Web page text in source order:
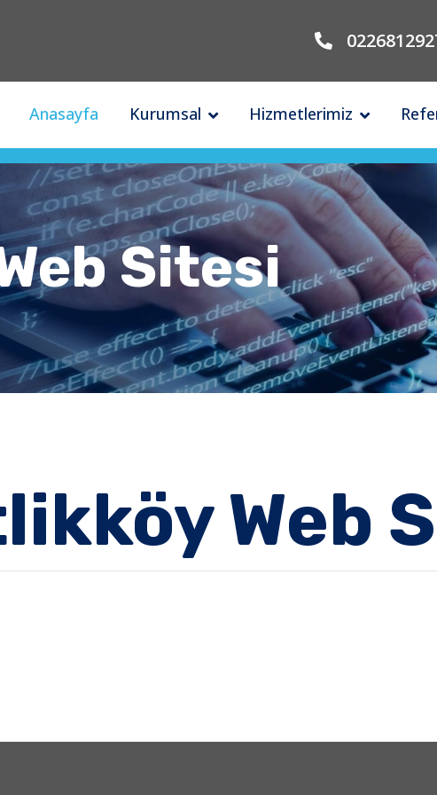
Erkin Sk. No:20 / B Merkez / Yalova /
Anasayfa Kurumsal Hizmetlerimiz
Sitesi
Web